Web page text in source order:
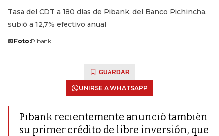
Tasa del CDT a 180 días de Pibank, del Banco Pichincha,
subió a 12,7% efectivo anual
Foto:Pibank
GUARDAR
UNIRSE A WHATSAPP
Pibank recientemente anunció también
su primer crédito de libre inversión, que